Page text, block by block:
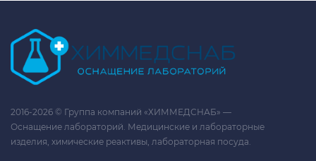
2016-2026 © Группа компаний «ХИММЕДСНАБ» —
Оснащение лабораторий. Медицинские и лабораторные
изделия, химические реактивы, лабораторная посуда.